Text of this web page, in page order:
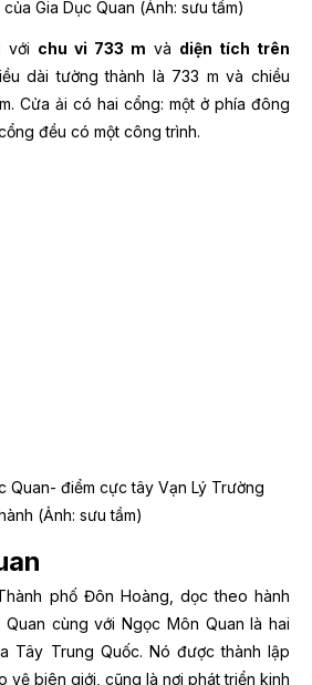
Gia Dục Quan (Ảnh: sưu tầm)
với chu vi 733 m và diện tích trên
dài tường thành là 733 m và chiều
Cửa ải có hai cổng: một ở phía đông
đều có một công trình.
Quan- điểm cực tây Vạn Lý Trường
(Ảnh: sưu tầm)
phố Đôn Hoàng, dọc theo hành
Quan cùng với Ngọc Môn Quan là hai
Tây Trung Quốc. Nó được thành lập
vệ biên giới, cũng là nơi phát triển kinh